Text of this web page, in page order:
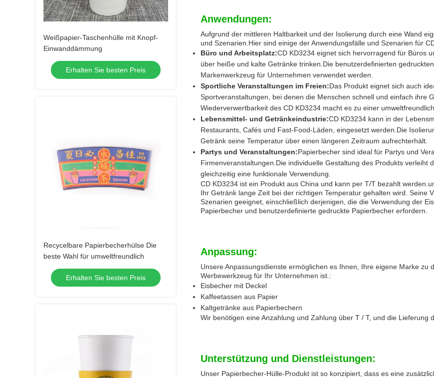
Weißpapier-Taschenhülle mit Knopf-
Einwanddämmung
Erhalten Sie besten Preis
Recycelbare Papierbecherhülse Die
beste Wahl für umweltfreundlich
Erhalten Sie besten Preis
Anwendungen:
Aufgrund der mittleren Haltbarkeit und der Isolierung durch eine Wand
und Szenarien.Hier sind einige der Anwendungsfälle und Szenarien für
Büro und Arbeitsplatz:CD KD3234 eignet sich hervorragend für Büros
über heiße und kalte Getränke trinken.Die benutzerdefinierten
Markenwerkzeug für Unternehmen verwendet werden.
Sportliche Veranstaltungen im Freien:Das Produkt eignet sich auch
Sportveranstaltungen, bei denen die Menschen schnell und einfach ihre
Wiederverwertbarkeit des CD KD3234 macht es zu einer
Lebensmittel- und Getränkeindustrie:CD KD3234 kann in der
Restaurants, Cafés und Fast-Food-Läden, eingesetzt werden.Die
Getränk seine Temperatur über einen längeren Zeitraum aufrechterhält.
Partys und Veranstaltungen:Papierbecher sind ideal für Partys und
Firmenveranstaltungen.Die individuelle Gestaltung des Produkts verleiht
gleichzeitig eine funktionale Verwendung.
CD KD3234 ist ein Produkt aus China und kann per T/T bezahlt
Ihr Getränk lange Zeit bei der richtigen Temperatur gehalten wird. Seine
Szenarien geeignet, einschließlich derjenigen, die die Verwendung der
Papierbecher und benutzerdefinierte gedruckte Papierbecher erfordern.
Anpassung:
Unsere Anpassungsdienste ermöglichen es Ihnen, Ihre eigene Marke zu
Werbewerkzeug für Ihr Unternehmen ist.:
Eisbecher mit Deckel
Kaffeetassen aus Papier
Kaltgetränke aus Papierbechern
Wir benötigen eine Anzahlung und Zahlung über T / T, und die Lieferung
Unterstützung und Dienstleistungen:
Unser Papierbecher-Hülle-Produkt ist so konzipiert, dass es eine